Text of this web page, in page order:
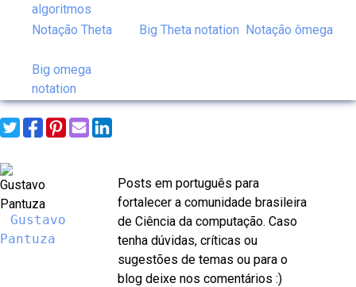
algoritmos
Notação Theta Big Theta notation Notação ômega
Big omega
notation
Gustavo
Pantuza
Posts em português para
fortalecer a comunidade brasileira
de Ciência da computação. Caso
tenha dúvidas, críticas ou
sugestões de temas ou para o
blog deixe nos comentários :)